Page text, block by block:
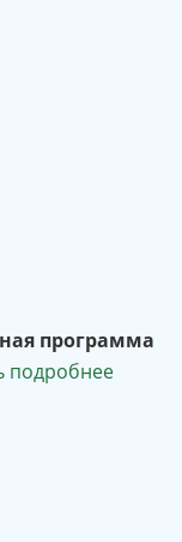
программа
подробнее